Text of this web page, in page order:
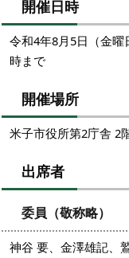
開催日時
令和4年8月5日（金
時まで
開催場所
米子市役所第2庁舎 2
出席者
委員（敬称略）
神谷 要、金澤雄記、